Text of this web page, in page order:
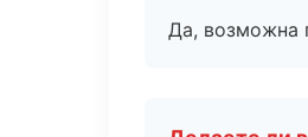
Да, возможна